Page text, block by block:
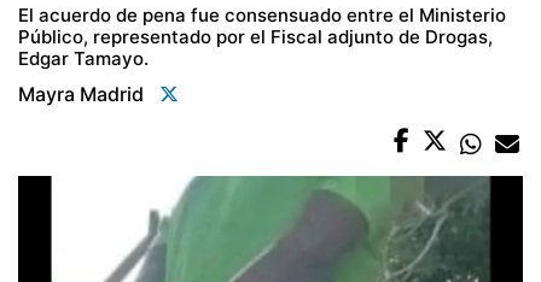
El acuerdo de pena fue consensuado entre el Ministerio
Público, representado por el Fiscal adjunto de Drogas,
Edgar Tamayo.
Mayra Madrid